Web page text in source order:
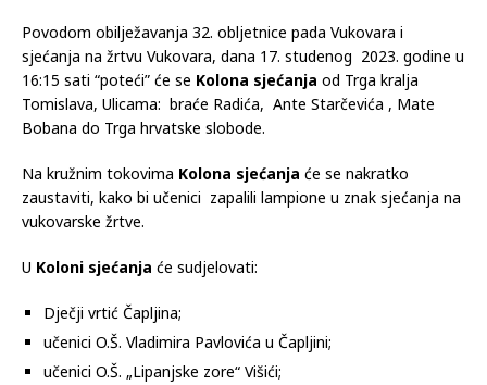
Povodom obilježavanja 32. obljetnice pada Vukovara i
sjećanja na žrtvu Vukovara, dana 17. studenog 2023. godine u
16:15 sati “poteći” će se Kolona sjećanja od Trga kralja
Tomislava, Ulicama: braće Radića, Ante Starčevića , Mate
Bobana do Trga hrvatske slobode.
Na kružnim tokovima Kolona sjećanja će se nakratko
zaustaviti, kako bi učenici zapalili lampione u znak sjećanja na
vukovarske žrtve.
U Koloni sjećanja će sudjelovati:
Dječji vrtić Čapljina;
učenici O.Š. Vladimira Pavlovića u Čapljini;
učenici O.Š. „Lipanjske zore“ Višići;